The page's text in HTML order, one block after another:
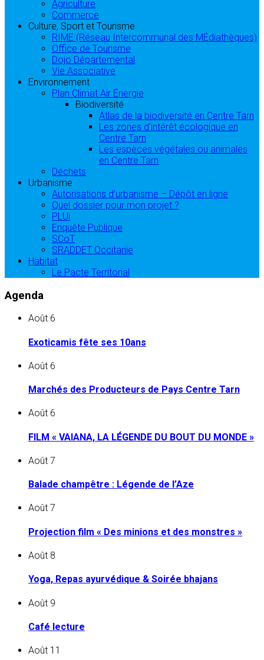
Agriculture
Commerce
Culture, Sport et Tourisme
RIME (Réseau Intercommunal des MÉdiathèques)
Office de Tourisme
Dojo Départemental
Vie Associative
Environnement
Plan Climat Air Énergie
Biodiversité
Atlas de la biodiversité en Centre Tarn
Les zones d’intérêt écologique en
Centre Tarn
Les espèces végétales ou animales
en Centre Tarn
Déchets
Urbanisme
Autorisations d’urbanisme – Dépôt en ligne
Quel dossier pour mon projet ?
PLUi
Enquête Publique
SCoT
SRADDET Occitanie
Habitat
Le Pacte Territorial
Agenda
Août 6
Exoticamis fête ses 10ans
Août 6
Marchés des Producteurs de Pays Centre Tarn
Août 6
FILM « VAIANA, LA LÉGENDE DU BOUT DU MONDE »
Août 7
Balade champêtre : Légende de l’Aze
Août 7
Projection film « Des minions et des monstres »
Août 8
Yoga, Repas ayurvédique & Soirée bhajans
Août 9
Café lecture
Août 11